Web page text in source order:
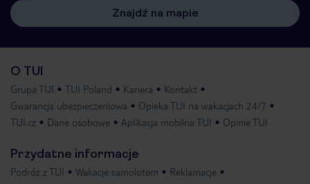
Znajdź na mapie
O TUI
Grupa TUI TUI Poland Kariera
Kontakt
Gwarancja ubezpieczeniowa
Opieka TUI na wakacjach 24/7
TUI.cz
Dane osobowe Aplikacja mobilna TUI Opinie TUI
Przydatne informacje
Podróż z TUI Wakacje samolotem
Reklamacje